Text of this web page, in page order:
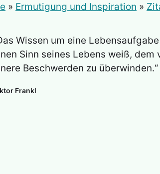
» Ermutigung und Inspiration »
Wissen um eine
Sinn seines Lebens weiß,
Beschwerden zu überwinden.“
Frankl